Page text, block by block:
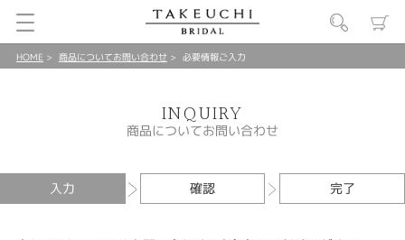
HOME 商品についてお問い合わせ 必要情報ご入力
INQUIRY
商品についてお問い合わせ
入力 確認 完了